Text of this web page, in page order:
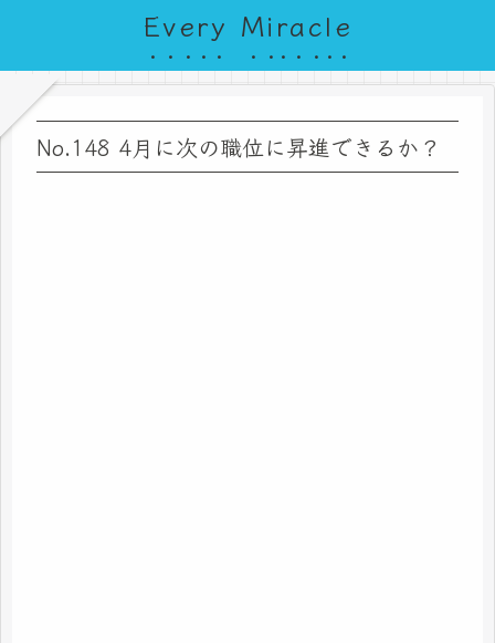
Every Miracle
No.148 4月に次の職位に昇進できるか？